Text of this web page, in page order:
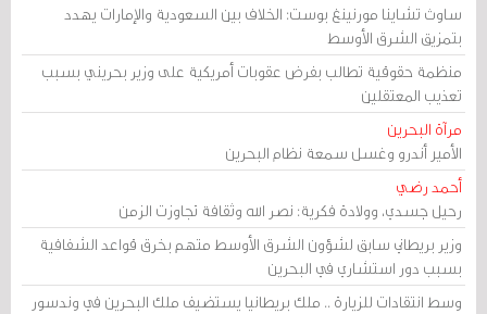
ساوث تشاينا مورنينغ بوست: الخلاف بين السعودية والإمارات يهدد
بتمزيق الشرق الأوسط
منظمة حقوقية تطالب بفرض عقوبات أمريكية على وزير بحريني بسبب
تعذيب المعتقلين
مرآة البحرين
الأمير أندرو وغسل سمعة نظام البحرين
أحمد رضي
رحيل جسدي، وولادة فكرية: نصر الله وثقافة تجاوزت الزمن
وزير بريطاني سابق لشؤون الشرق الأوسط متهم بخرق قواعد الشفافية
بسبب دور استشاري في البحرين
وسط انتقادات للزيارة .. ملك بريطانيا يستضيف ملك البحرين في وندسور